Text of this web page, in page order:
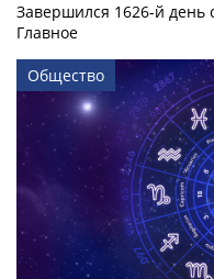
Завершился 1626-й
Главное
Общество